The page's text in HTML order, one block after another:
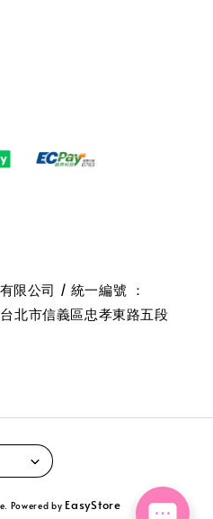
限公司 / 統一編號 ：
北市信義區忠孝東路五段
Powered by EasyStore